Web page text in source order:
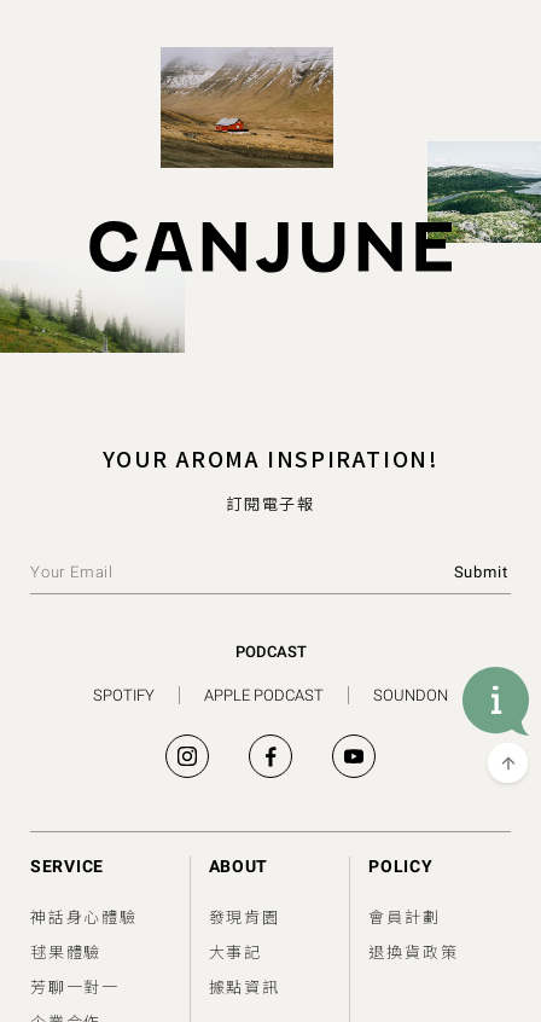
YOUR AROMA INSPIRATION!
訂閱電子報
PODCAST
SPOTIFY SOUNDON
APPLE PODCAST
SERVICE
神話身心體驗
毬果體驗
芳聊一對一
ABOUT
發現肯園
大事記
據點資訊
POLICY
會員計劃
退換貨政策